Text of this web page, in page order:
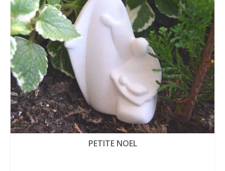
PETITE NOEL